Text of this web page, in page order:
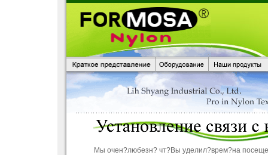
Мы очен?любезн? чт?Вы уделил?врем?на